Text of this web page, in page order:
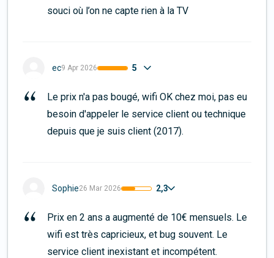
souci où l’on ne capte rien à la TV
ec9 Apr 2026 5
Le prix n'a pas bougé, wifi OK chez moi, pas eu
besoin d'appeler le service client ou technique
depuis que je suis client (2017).
Sophie26 Mar 2026 2,3
Prix en 2 ans a augmenté de 10€ mensuels. Le
wifi est très capricieux, et bug souvent. Le
service client inexistant et incompétent.